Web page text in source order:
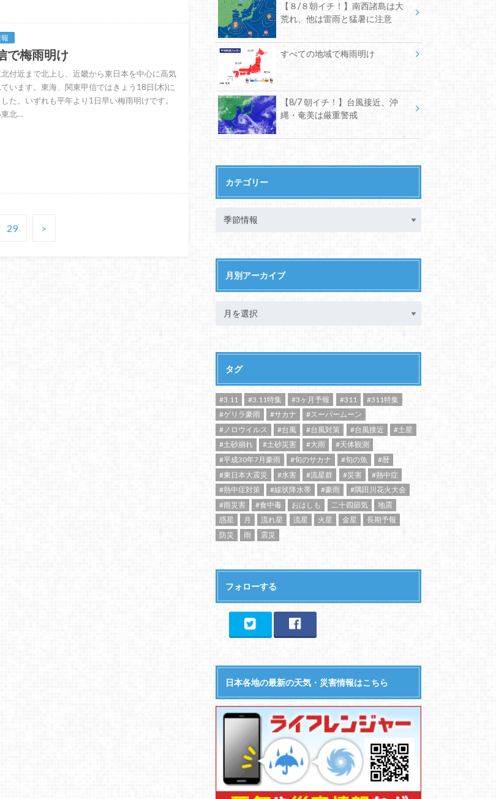
で梅雨明け
付近まで北上し、近畿から東日本を中心に高気
います。東海、関東甲信ではきょう18日(木)に
た。いずれも平年より1日早い梅雨明けです。
東北…
29 >
【８/８朝イチ！】南西諸島は大
荒れ、他は雷雨と猛暑に注意
すべての地域で梅雨明け
【8/7 朝イチ！】台風接近、沖
縄・奄美は厳重警戒
カテゴリー
月別アーカイブ
タグ
#3.11 #3.11特集 #3ヶ月予報 #311
#311特集
#ゲリラ豪雨
#サカナ
#スーパームーン
#ノロウイルス
#台風 #台風対策 #台風接近
#土星
#土砂崩れ
#土砂災害 #大雨
#天体観測
#平成30年7月豪雨
#旬のサカナ #旬の魚
#暦
#東日本大震災
#水害 #流星群 #災害
#熱中症
#熱中症対策
#線状降水帯 #豪雨
#隅田川花火大会
#雨災害
#食中毒 おはしも 二十四節気
地震
惑星
月 流れ星 流星 火星 金星
長期予報
防災
雨 震災
フォローする
日本各地の最新の天気・災害情報はこちら